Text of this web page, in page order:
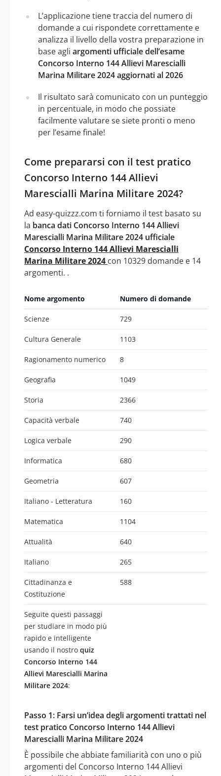
L’applicazione tiene traccia del numero di
domande a cui rispondete correttamente e
analizza il livello della vostra preparazione in
base agli argomenti ufficiale dell’esame
Concorso Interno 144 Allievi Marescialli
Marina Militare 2024 aggiornati al 2026
Il risultato sarà comunicato con un punteggio
in percentuale, in modo che possiate
facilmente valutare se siete pronti o meno
per l’esame finale!
Come prepararsi con il test pratico
Concorso Interno 144 Allievi
Marescialli Marina Militare 2024?
Ad easy-quizzz.com ti forniamo il test basato su
la banca dati Concorso Interno 144 Allievi
Marescialli Marina Militare 2024 ufficiale
Concorso Interno 144 Allievi Marescialli
Marina Militare 2024 con 10329 domande e 14
argomenti. .
Nome argomento Numero di domande
Scienze 729
Cultura Generale 1103
Ragionamento numerico 8
Geografia 1049
Storia 2366
Capacità verbale 740
Logica verbale 290
Informatica 680
Geometria 607
Italiano - Letteratura 160
Matematica 1104
Attualità 640
Italiano 265
Cittadinanza e
Costituzione
588
Seguite questi passaggi
per studiare in modo più
rapido e intelligente
usando il nostro quiz
Concorso Interno 144
Allievi Marescialli Marina
Militare 2024:
Passo 1: Farsi un’idea degli argomenti trattati nel
test pratico Concorso Interno 144 Allievi
Marescialli Marina Militare 2024
È possibile che abbiate familiarità con uno o più
argomenti del Concorso Interno 144 Allievi